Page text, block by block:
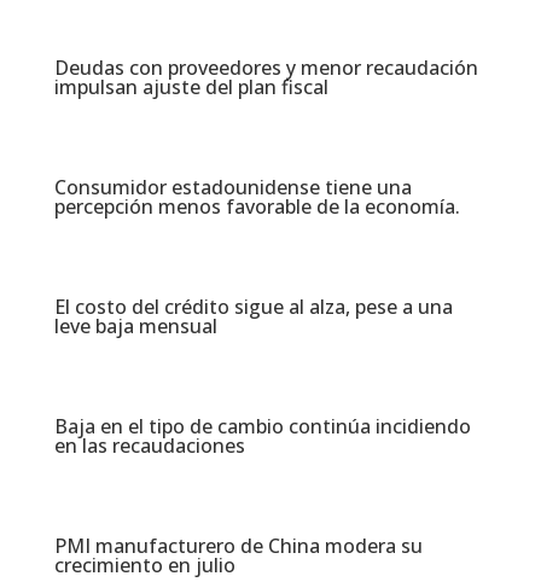
Deudas con proveedores y menor recaudación
impulsan ajuste del plan fiscal​
Consumidor estadounidense tiene una
percepción menos favorable de la economía​.
El costo del crédito sigue al alza, pese a una
leve baja mensual​
Baja en el tipo de cambio continúa incidiendo
en las recaudaciones​
PMI manufacturero de China modera su
crecimiento en julio​